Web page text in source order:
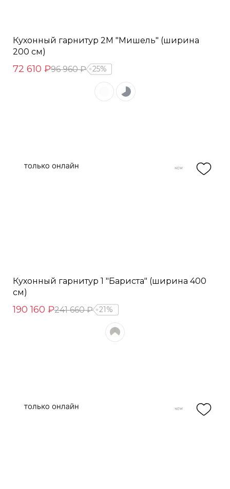
Кухонный гарнитур 2М "Мишель" (ширина
200 см)
72 610 ₽96 960 ₽ 25%
Кухонный гарнитур 1 "Бариста" (ширина 400
см)
190 160 ₽241 660 ₽ 21%